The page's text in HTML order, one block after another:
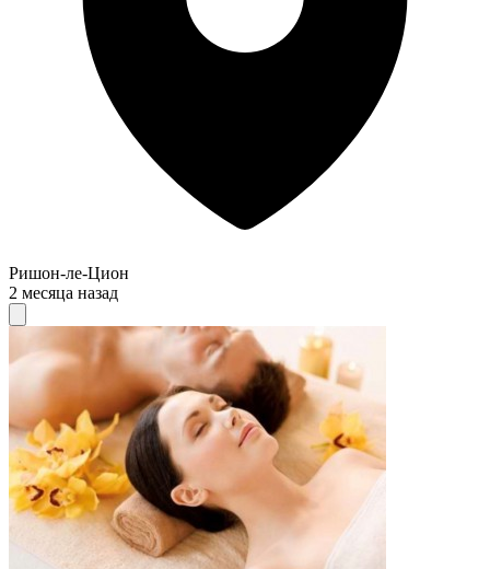
Ришон-ле-Цион
2 месяца назад